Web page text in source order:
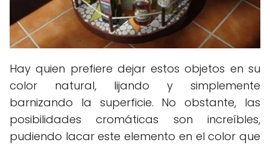
Hay quien prefiere dejar estos objetos en su
color natural, lijando y simplemente
barnizando la superficie. No obstante, las
posibilidades cromáticas son increíbles,
pudiendo lacar este elemento en el color que